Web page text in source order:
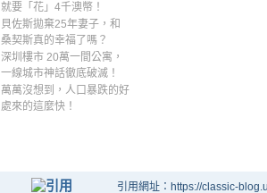
就要「花」4千澳幣！
貝佐斯拋棄25年妻子，和
桑契斯真的幸福了嗎？
深圳樓市 20萬一間公寓，
一線城市神話徹底破滅！
萬萬沒想到，人口暴跌的好
處來的這麼快！
引用網址：https://classic-